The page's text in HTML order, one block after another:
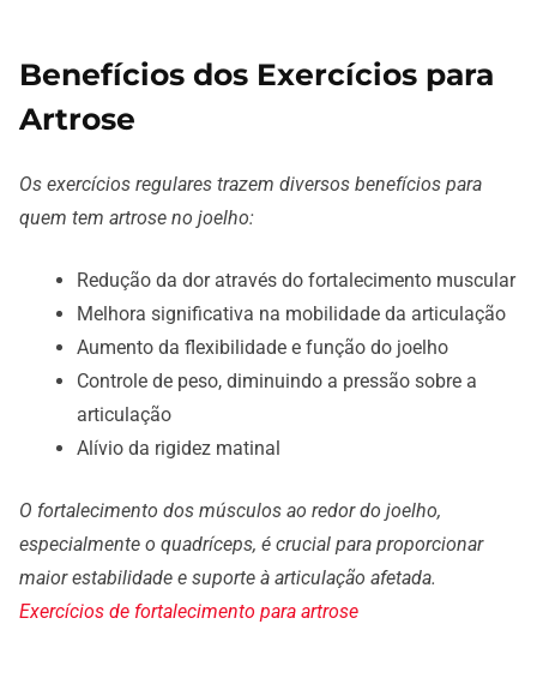
Benefícios dos Exercícios para
Artrose
Os exercícios regulares trazem diversos benefícios para
quem tem artrose no joelho:
Redução da dor através do fortalecimento muscular
Melhora significativa na mobilidade da articulação
Aumento da flexibilidade e função do joelho
Controle de peso, diminuindo a pressão sobre a
articulação
Alívio da rigidez matinal
O fortalecimento dos músculos ao redor do joelho,
especialmente o quadríceps, é crucial para proporcionar
maior estabilidade e suporte à articulação afetada.
Exercícios de fortalecimento para artrose